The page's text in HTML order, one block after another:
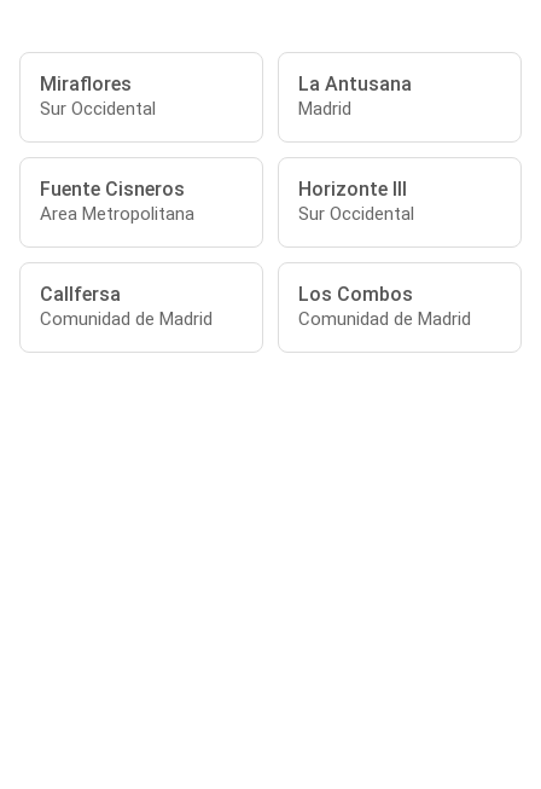
Miraflores
Sur Occidental
La Antusana
Madrid
Fuente Cisneros
Area Metropolitana
Horizonte III
Sur Occidental
Callfersa
Comunidad de Madrid
Los Combos
Comunidad de Madrid